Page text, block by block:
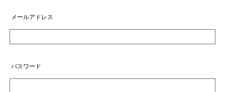
メールアドレス
パスワード